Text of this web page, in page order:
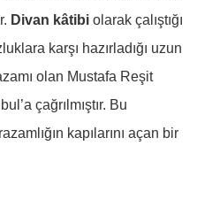
Divan kâtibi olarak çalıştığı
karşı hazırladığı uzun
olan Mustafa Reşit
çağrılmıştır. Bu
kapılarını açan bir